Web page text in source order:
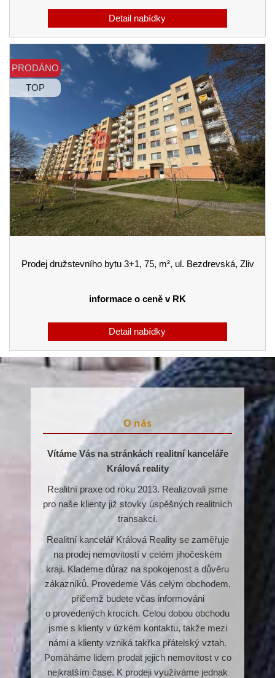
PRODÁNO
TOP
Prodej družstevního bytu 3+1, 75, m², ul. Bezdrevská, Zliv
informace o ceně v RK
O nás
Vítáme Vás na stránkách realitní kanceláře
Králová reality
Realitní praxe od roku 2013. Realizovali jsme
pro naše klienty již stovky úspěšných realitních
transakcí.
Realitní kancelář Králová Reality se zaměřuje
na prodej nemovitostí v celém jihočeském
kraji. Klademe důraz na spokojenost a důvěru
zákazníků. Provedeme Vás celým obchodem,
přičemž budete včas informováni
o provedených krocích. Celou dobou obchodu
jsme s klienty v úzkém kontaktu, takže mezi
námi a klienty vzniká takřka přátelský vztah.
Pomáháme lidem prodat jejich nemovitost v co
nejkratším čase. K prodeji využíváme jednak